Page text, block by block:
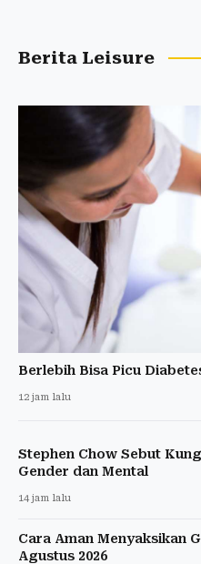
Berita Leisure
Berlebih Bisa Picu
12 jam lalu
Stephen Chow Sebut
Gender dan Mental
14 jam lalu
Cara Aman Menyaksikan
Agustus 2026